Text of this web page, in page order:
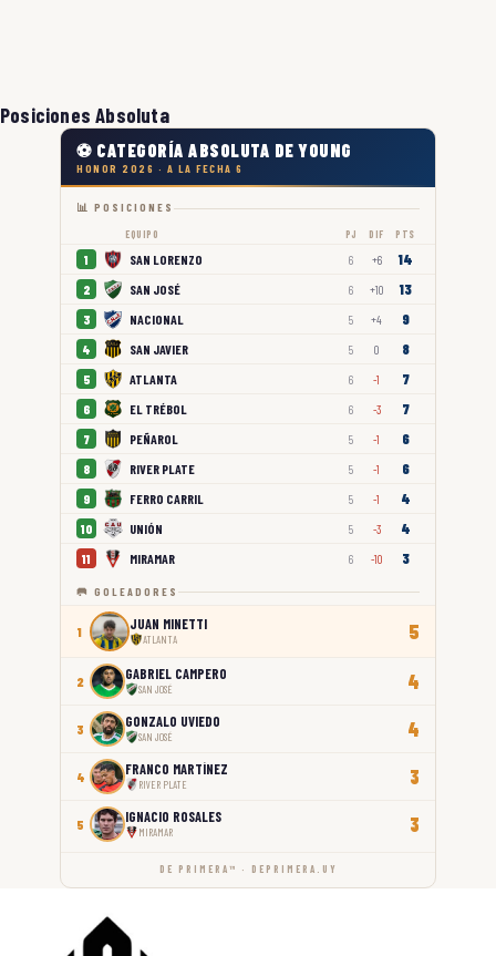
Posiciones Absoluta
⚽ CATEGORÍA ABSOLUTA DE YOUNG
HONOR 2026 · A LA FECHA 6
📊 POSICIONES
EQUIPO PJ DIF PTS
1 SAN LORENZO 6 +6 14
2 SAN JOSÉ 6 +10 13
3 NACIONAL 5 +4 9
4 SAN JAVIER 5 0 8
5 ATLANTA 6 -1 7
6 EL TRÉBOL 6 -3 7
7 PEÑAROL 5 -1 6
8 RIVER PLATE 5 -1 6
9 FERRO CARRIL 5 -1 4
10 UNIÓN 5 -3 4
11 MIRAMAR 6 -10 3
🥅 GOLEADORES
1 JUAN MINETTI
ATLANTA 5
2 GABRIEL CAMPERO
SAN JOSÉ 4
3 GONZALO UVIEDO
SAN JOSÉ 4
4 FRANCO MARTÍNEZ
RIVER PLATE 3
5 IGNACIO ROSALES
MIRAMAR 3
DE PRIMERA™ · DEPRIMERA.UY